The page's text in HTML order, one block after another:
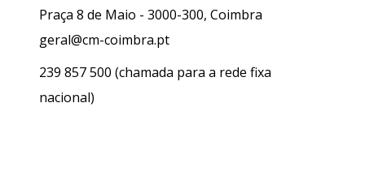
Praça 8 de Maio - 3000-300, Coimbra
geral@cm-coimbra.pt
239 857 500 (chamada para a rede fixa
nacional)